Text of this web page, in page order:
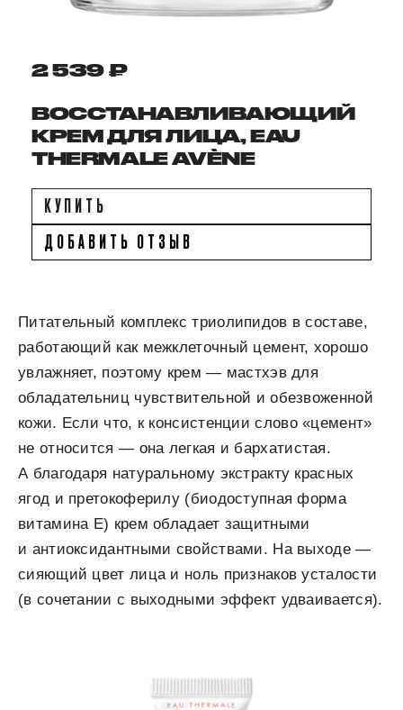
2 539 ₽
ВОССТАНАВЛИВАЮЩИЙ
КРЕМ ДЛЯ ЛИЦА, EAU
THERMALE AVÈNE
КУПИТЬ
ДОБАВИТЬ ОТЗЫВ
Питательный комплекс триолипидов в составе,
работающий как межклеточный цемент, хорошо
увлажняет, поэтому крем — мастхэв для
обладательниц чувствительной и обезвоженной
кожи. Если что, к консистенции слово «цемент»
не относится — она легкая и бархатистая.
А благодаря натуральному экстракту красных
ягод и претокоферилу (биодоступная форма
витамина Е) крем обладает защитными
и антиоксидантными свойствами. На выходе —
сияющий цвет лица и ноль признаков усталости
(в сочетании с выходными эффект удваивается).